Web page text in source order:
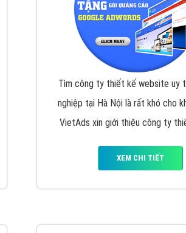
Tìm công ty thiết kế website uy
nghiệp tại Hà Nội là rất khó cho
VietAds xin giới thiệu công ty
XEM CHI TIẾT